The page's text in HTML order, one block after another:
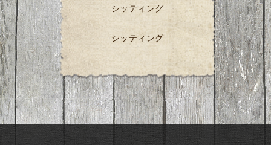
シッティング
シッティング